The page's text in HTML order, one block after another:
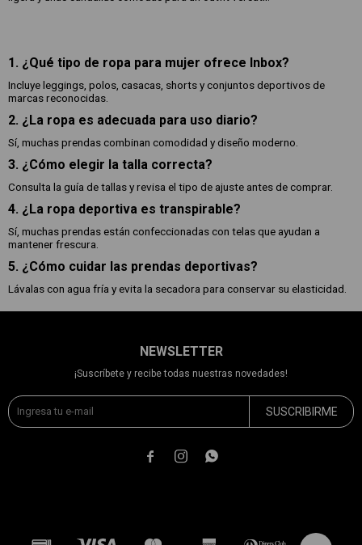
1. ¿Qué tipo de ropa para mujer ofrece Inbox?
Incluye leggings, polos, casacas, shorts y conjuntos deportivos de
marcas reconocidas.
2. ¿La ropa es adecuada para uso diario?
Sí, muchas prendas combinan comodidad y diseño moderno.
3. ¿Cómo elegir la talla correcta?
Consulta la guía de tallas y revisa el tipo de ajuste antes de comprar.
4. ¿La ropa deportiva es transpirable?
Sí, muchas prendas están confeccionadas con telas que ayudan a
mantener frescura.
5. ¿Cómo cuidar las prendas deportivas?
Lávalas con agua fría y evita la secadora para conservar su elasticidad.
NEWSLETTER
¡Suscríbete y recibe todas nuestras novedades!
SUSCRIBIRME
  